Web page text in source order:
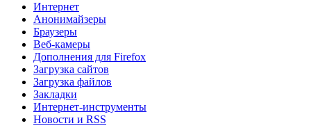
Интернет
Анонимайзеры
Браузеры
Веб-камеры
Дополнения для Firefox
Загрузка сайтов
Загрузка файлов
Закладки
Интернет-инструменты
Новости и RSS